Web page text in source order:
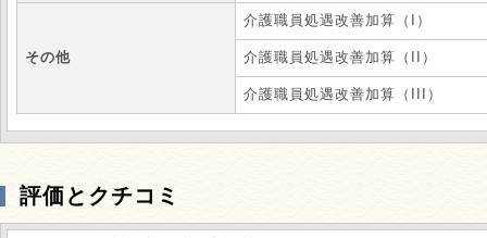
その他
介護職員処遇改善加算（I）
介護職員処遇改善加算（II）
介護職員処遇改善加算（III）
評価とクチコミ